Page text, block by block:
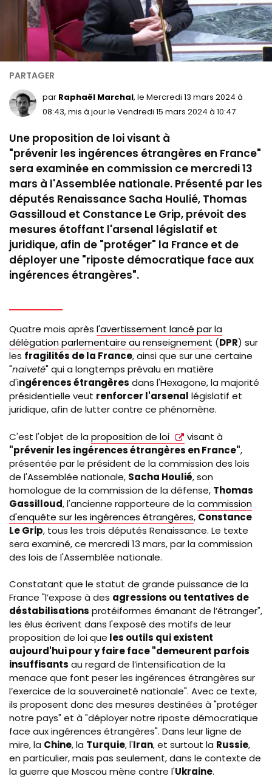
par Raphaël Marchal, le Mercredi 13 mars 2024 à
08:43, mis à jour le Vendredi 15 mars 2024 à 10:47
Une proposition de loi visant à
"prévenir les ingérences étrangères en France"
sera examinée en commission ce mercredi 13
mars à l'Assemblée nationale. Présenté par les
députés Renaissance Sacha Houlié, Thomas
Gassilloud et Constance Le Grip, prévoit des
mesures étoffant l'arsenal législatif et
juridique, afin de "protéger" la France et de
déployer une "riposte démocratique face aux
ingérences étrangères".
Quatre mois après l'avertissement lancé par la
délégation parlementaire au renseignement (DPR) sur
les fragilités de la France, ainsi que sur une certaine
"naïveté" qui a longtemps prévalu en matière
d'ingérences étrangères dans l'Hexagone, la majorité
présidentielle veut renforcer l'arsenal législatif et
juridique, afin de lutter contre ce phénomène.
C'est l'objet de la proposition de loi
visant à
"prévenir les ingérences étrangères en France",
présentée par le président de la commission des lois
de l'Assemblée nationale, Sacha Houlié, son
homologue de la commission de la défense, Thomas
Gassilloud, l'ancienne rapporteure de la commission
d'enquête sur les ingérences étrangères, Constance
Le Grip, tous les trois députés Renaissance. Le texte
sera examiné, ce mercredi 13 mars, par la commission
des lois de l'Assemblée nationale.
Constatant que le statut de grande puissance de la
France "l’expose à des agressions ou tentatives de
déstabilisations protéiformes émanant de l’étranger",
les élus écrivent dans l'exposé des motifs de leur
proposition de loi que les outils qui existent
aujourd'hui pour y faire face "demeurent parfois
insuffisants au regard de l’intensification de la
menace que font peser les ingérences étrangères sur
l’exercice de la souveraineté nationale". Avec ce texte,
ils proposent donc des mesures destinées à "protéger
notre pays" et à "déployer notre riposte démocratique
face aux ingérences étrangères". Dans leur ligne de
mire, la Chine, la Turquie, l'Iran, et surtout la Russie,
en particulier, mais pas seulement, dans le contexte de
la guerre que Moscou mène contre l'Ukraine.